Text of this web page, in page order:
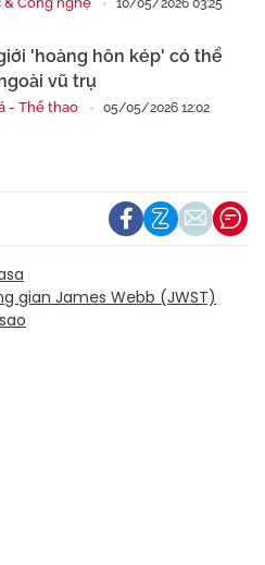
10/05/2026 03:25
'hoàng hôn kép' có thể
vũ trụ
- Thể thao 05/05/2026 12:02
gian James Webb (JWST)